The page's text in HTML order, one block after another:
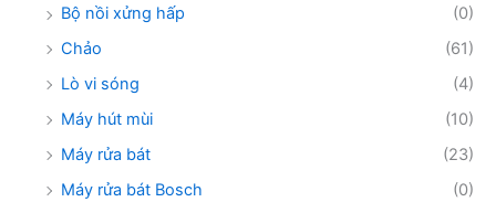
Bộ nồi xửng hấp
(0)
Chảo
(61)
Lò vi sóng
(4)
Máy hút mùi
(10)
Máy rửa bát
(23)
Máy rửa bát Bosch
(0)